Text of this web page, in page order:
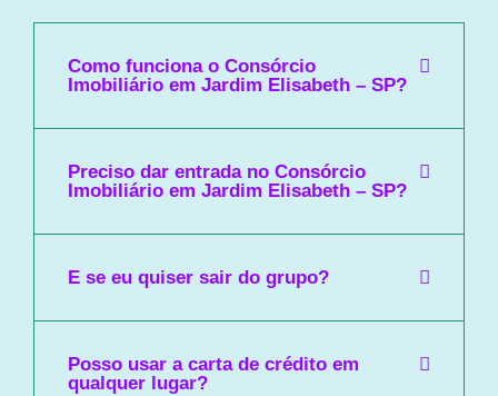
Como funciona o Consórcio
Imobiliário em Jardim Elisabeth – SP?
Preciso dar entrada no Consórcio
Imobiliário em Jardim Elisabeth – SP?
E se eu quiser sair do grupo?
Posso usar a carta de crédito em
qualquer lugar?